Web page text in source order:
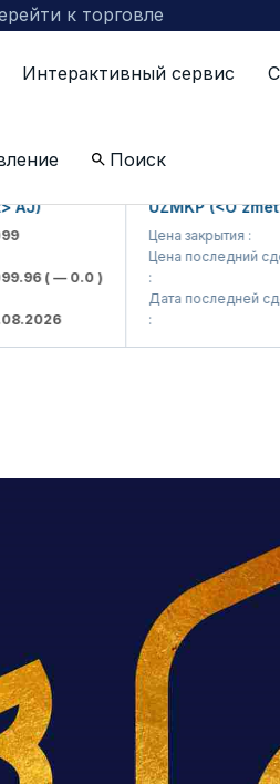
к торговле
Интерактивный сервис
Поиск
( — 0.0 )
UZMKP
Цена закрытия :
Цена последний сделки
Дата последней сделки